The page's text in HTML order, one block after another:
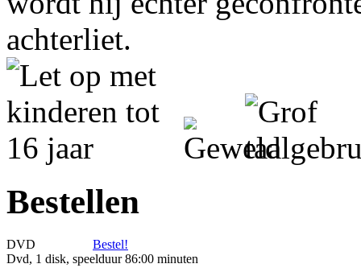
achterliet.
Bestellen
DVD
Bestel!
Dvd, 1 disk, speelduur 86:00 minuten